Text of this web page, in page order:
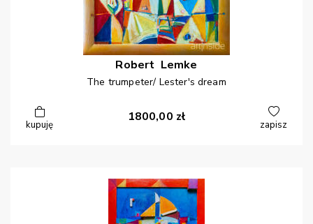
Robert Lemke
The trumpeter/ Lester's dream
kupuję
1800,00 zł
zapisz